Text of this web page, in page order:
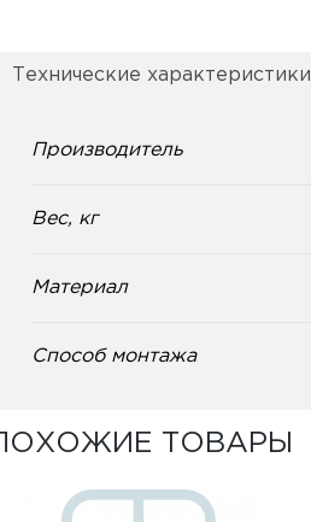
Технические характеристики
Производитель
Вес, кг
Материал
Способ монтажа
ПОХОЖИЕ ТОВАРЫ